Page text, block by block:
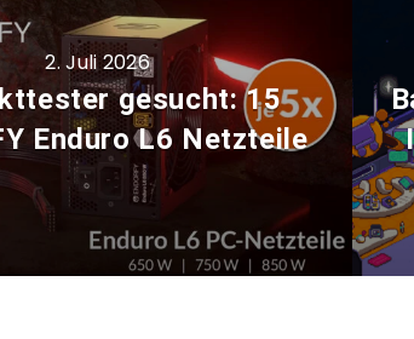
2. Juli 2026
gesucht: 15
Enduro L6 Netzteile